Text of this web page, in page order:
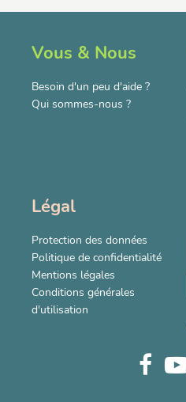
Vous & Nous
Besoin d'un peu d'aide ?
Qui sommes-nous ?
Légal
Protection des données
Politique de confidentialité
Mentions légales
Conditions générales
d'utilisation